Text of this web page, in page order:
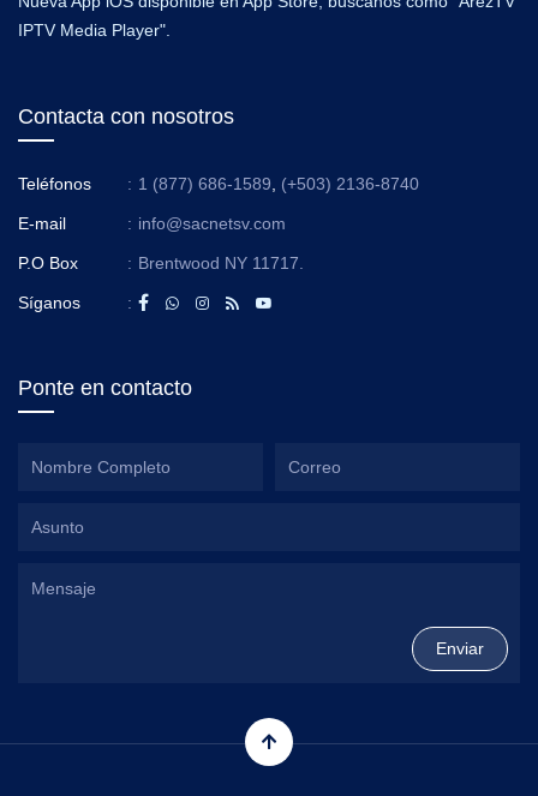
IPTV Media Player".
Contacta con nosotros
Teléfonos : 1 (877) 686-1589 (+503) 2136-8740
E-mail : info@sacnetsv.com
P.O Box : Brentwood NY 11717.
Síganos :
Ponte en contacto